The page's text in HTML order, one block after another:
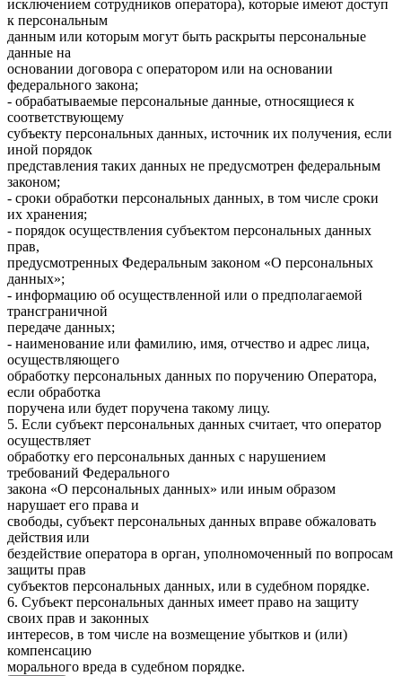
исключением сотрудников оператора), которые имеют доступ
к персональным
данным или которым могут быть раскрыты персональные
данные на
основании договора с оператором или на основании
федерального закона;
- обрабатываемые персональные данные, относящиеся к
соответствующему
субъекту персональных данных, источник их получения, если
иной порядок
представления таких данных не предусмотрен федеральным
законом;
- сроки обработки персональных данных, в том числе сроки
их хранения;
- порядок осуществления субъектом персональных данных
прав,
предусмотренных Федеральным законом «О персональных
данных»;
- информацию об осуществленной или о предполагаемой
трансграничной
передаче данных;
- наименование или фамилию, имя, отчество и адрес лица,
осуществляющего
обработку персональных данных по поручению Оператора,
если обработка
поручена или будет поручена такому лицу.
5. Если субъект персональных данных считает, что оператор
осуществляет
обработку его персональных данных с нарушением
требований Федерального
закона «О персональных данных» или иным образом
нарушает его права и
свободы, субъект персональных данных вправе обжаловать
действия или
бездействие оператора в орган, уполномоченный по вопросам
защиты прав
субъектов персональных данных, или в судебном порядке.
6. Субъект персональных данных имеет право на защиту
своих прав и законных
интересов, в том числе на возмещение убытков и (или)
компенсацию
морального вреда в судебном порядке.